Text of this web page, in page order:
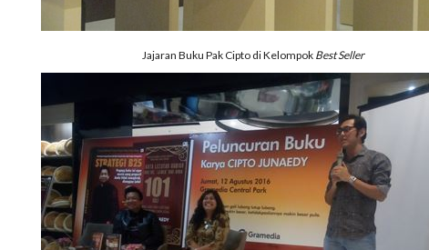
Jajaran Buku Pak Cipto di Kelompok Best Seller